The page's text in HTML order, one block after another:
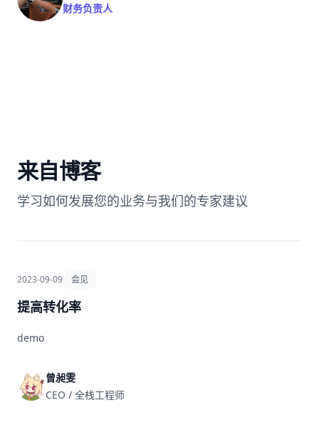
财务负责人
来自博客
学习如何发展您的业务与我们的专家建议
2023-09-09 会见
提高转化率
demo
曾昶雯
CEO / 全栈工程师